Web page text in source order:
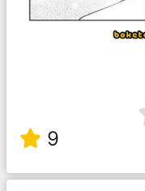
9